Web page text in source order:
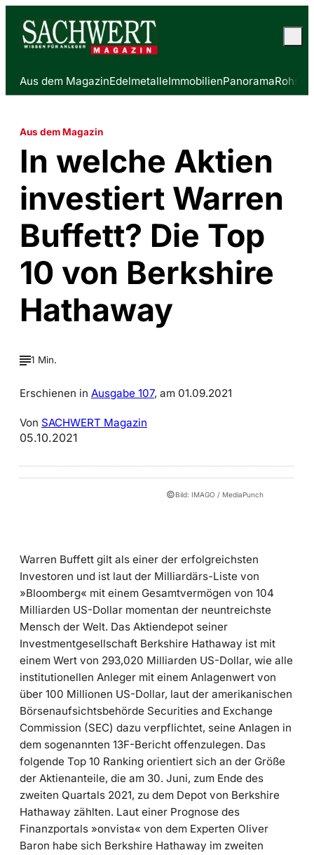
Aus dem MagazinEdelmetalleImmobilienPanorama
Aus dem Magazin
In welche Aktien
investiert Warren
Buffett? Die Top
10 von Berkshire
Hathaway
1 Min.
Erschienen in Ausgabe 107, am 01.09.2021
Von SACHWERT Magazin
05.10.2021
©Bild: IMAGO / MediaPunch
Warren Buffett gilt als einer der erfolgreichsten
Investoren und ist laut der Milliardärs-Liste von
»Bloomberg« mit einem Gesamtvermögen von 104
Milliarden US-Dollar momentan der neuntreichste
Mensch der Welt. Das Aktiendepot seiner
Investmentgesellschaft Berkshire Hathaway ist mit
einem Wert von 293,020 Milliarden US-Dollar, wie alle
institutionellen Anleger mit einem Anlagenwert von
über 100 Millionen US-Dollar, laut der amerikanischen
Börsenaufsichtsbehörde Securities and Exchange
Commission (SEC) dazu verpflichtet, seine Anlagen in
dem sogenannten 13F-Bericht offenzulegen. Das
folgende Top 10 Ranking orientiert sich an der Größe
der Aktienanteile, die am 30. Juni, zum Ende des
zweiten Quartals 2021, zu dem Depot von Berkshire
Hathaway zählten. Laut einer Prognose des
Finanzportals »onvista« von dem Experten Oliver
Baron habe sich Berkshire Hathaway im zweiten